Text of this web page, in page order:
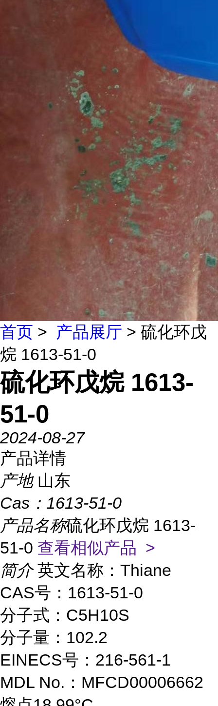
首页 > 产品展厅 > 硫化环戊
烷 1613-51-0
硫化环戊烷 1613-
51-0
2024-08-27
产品详情
产地 山东
Cas： 1613-51-0
产品名称硫化环戊烷 1613-
51-0 查看相似产品 >
简介 英文名称：Thiane
CAS号：1613-51-0
分子式：C5H10S
分子量：102.2
EINECS号：216-561-1
MDL No.：MFCD00006662